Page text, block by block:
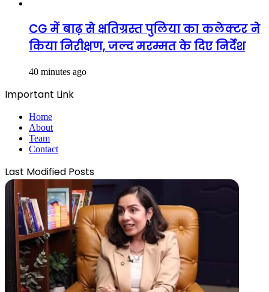
CG में बाढ़ से क्षतिग्रस्त पुलिया का कलेक्टर ने
किया निरीक्षण, जल्द मरम्मत के दिए निर्देश
40 minutes ago
Important Link
Home
About
Team
Contact
Last Modified Posts